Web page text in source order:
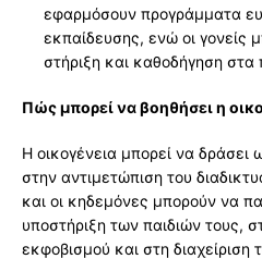
εφαρμόσουν προγράμματα
εκπαίδευσης, ενώ οι γονείς
στήριξη και καθοδήγηση στα
Πώς μπορεί να βοηθήσει η
Η οικογένεια μπορεί να
στην αντιμετώπιση του
και οι κηδεμόνες μπορούν να
υποστήριξη των παιδιών τους,
εκφοβισμού και στη